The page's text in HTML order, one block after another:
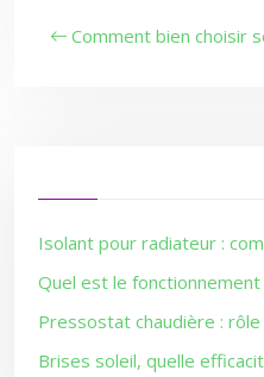
Comment bien choisir
Isolant pour radiateur :
Quel est le fonctionnement
Pressostat chaudière :
Brises soleil, quelle